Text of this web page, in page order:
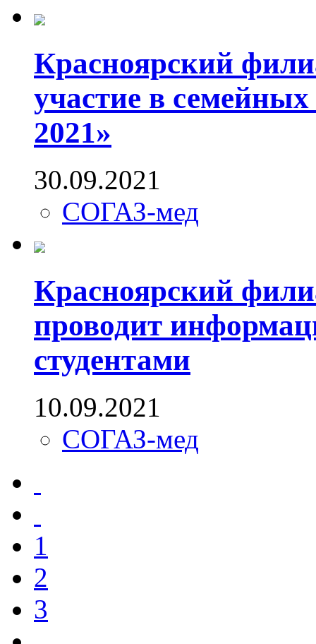
Красноярский
участие в семейных
2021»
30.09.2021
СОГАЗ-мед
Красноярский
проводит
студентами
10.09.2021
СОГАЗ-мед
1
2
3